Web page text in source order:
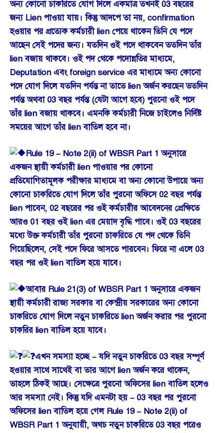
অন্য কোনো চাকরিতে যোগ দিলে একমাত্র তখনই 03 বছরের
জন্য Lien পাওয়া যায়। কিন্তু আদপে তা নয়, confirmation
হওয়ার পর প্রত্যেক কর্মচারী lien পেয়ে থাকেন তিনি যে পদে
আছেন সেই পদের জন্য। যতদিন ওই পদে থাকবেন ততদিন তাঁর
lien বজায় থাকবে। ওই পদ থেকে পদোন্নতির মাধ্যমে,
Deputation এবং foreign service এর মাধ্যমে অন্য কোনো
পদে যোগ দিলে যতদিন পর্যন্ত না তাতে lien অর্জন করছেন ততদিন
পর্যন্ত অথবা 03 বছর পর্যন্ত (যেটা আগে হবে) পুরনো ওই পদে
তাঁর lien বজায় থাকবে। এমনকি কর্মচারী নিজে চাইলেও নির্দিষ্ট
সময়ের আগে তাঁর lien বাতিল হবে না।
Rule 19 – Note 2(ii) of WBSR Part 1 অনুসারে
একজন স্থায়ী কর্মচারী lien পাওয়ার পর কোনো
প্রতিযোগিতামূলক পরীক্ষার মাধ্যমে বা অন্য কোনো উপায়ে অন্য
কোনো চাকরিতে যোগ দিলে তাঁর পুরনো অফিসে 02 বছর পর্যন্ত
lien পাবেন, 02 বছরের পর ওই কর্মচারীর আবেদনের প্রেক্ষিতে
আরও 01 বছর ওই lien এর মেয়াদ বৃদ্ধি পাবে। ওই 03 বছরের
মধ্যে উক্ত কর্মচারী তাঁর পুরনো চাকরিতে যে পদ থেকে তিনি
গিয়েছিলেন, সেই পদে ফিরে আসতে পারবেন। ফিরে না এলে 03
বছর পর ওই lien বাতিল হয়ে যাবে।
আবার Rule 21(3) of WBSR Part 1 অনুসারে একজন
স্থায়ী কর্মচারী রাজ্য সরকার বা কেন্দ্রীয় সরকারের অন্য কোনো
চাকরিতে যোগ দিলে নতুন চাকরিতে lien অর্জন করার পর পুরনো
চাকরির lien বাতিল হয়ে যাবে।
এখন সমস্যা হচ্ছে – যদি নতুন চাকরিতে 03 বছর সম্পূর্ণ
হওয়ার সাথে সাথেই বা তার আগে lien অর্জন করে থাকেন,
তাহলে ঠিকই আছে। সেক্ষেত্রে পুরনো অফিসের lien বাতিল হলেও
আর সমস্যা নেই। কিন্তু যদি এমনটা হয় – 03 বছর পর পুরনো
অফিসের lien বাতিল হয়ে গেল Rule 19 – Note 2(ii) of
WBSR Part 1 অনুযায়ী, অথচ নতুন চাকরিতে 03 বছর পরেও